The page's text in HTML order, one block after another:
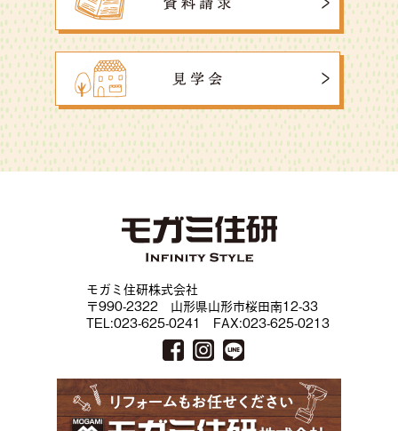
モガミ住研株式会社
〒990-2322 山形県山形市桜田南12-33
TEL:023-625-0241 FAX:023-625-0213